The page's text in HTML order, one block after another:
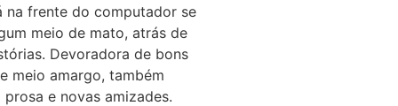
na frente do computador se
meio de mato, atrás de
Devoradora de bons
meio amargo, também
e novas amizades.